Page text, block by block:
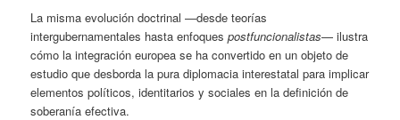
La misma evolución doctrinal —desde teorías
intergubernamentales hasta enfoquespostfuncionalistas— ilustra
cómo la integración europea se ha convertido en un objeto de
estudio que desborda la pura diplomacia interestatal para implicar
elementos políticos, identitarios y sociales en la definición de
soberanía efectiva.